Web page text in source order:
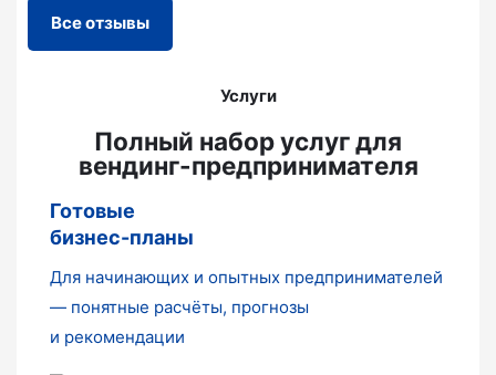
Все отзывы
Услуги
Полный набор услуг для
вендинг-предпринимателя
Готовые
бизнес-планы
Для начинающих и опытных предпринимателей
— понятные расчёты, прогнозы
и рекомендации